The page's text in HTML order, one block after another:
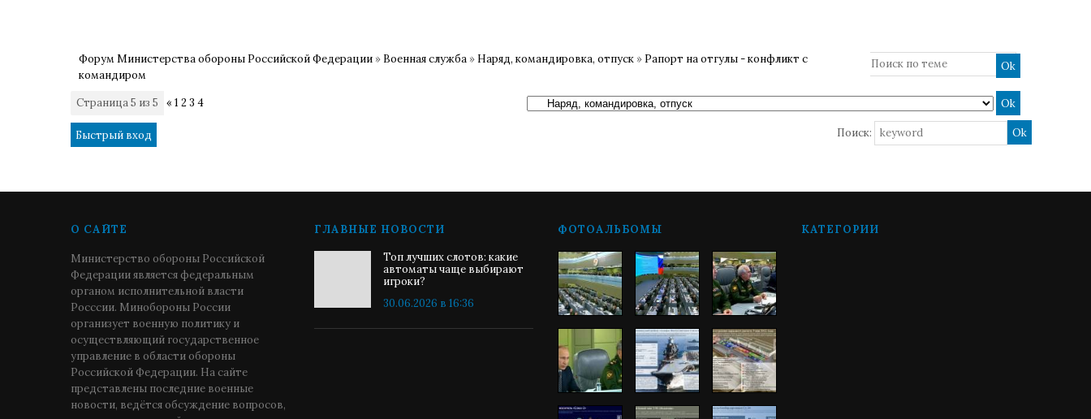
Форум Министерства обороны Российской Федерации » Военная служба » Наряд, командировка, отпуск » Рапорт на отгулы - конфликт с
командиром
Страница5 из 5 « 1 2 3 4
Поиск:
О САЙТЕ
Министерство обороны Российской
Федерации является федеральным
органом исполнительной власти
Росссии. Минобороны России
организует военную политику и
осуществляющий государственное
управление в области обороны
Российской Федерации. На сайте
представлены последние военные
новости, ведётся обсуждение вопросов,
ГЛАВНЫЕ НОВОСТИ
Топ лучших слотов: какие
автоматы чаще выбирают
игроки?
30.06.2026 в 16:36
ФОТОАЛЬБОМЫ КАТЕГОРИИ